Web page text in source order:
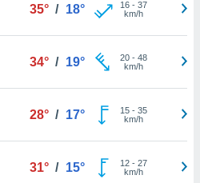
35° / 18° 16- 37
km/h
34° / 19° 20- 48
km/h
28° / 17° 15- 35
km/h
31° / 15° 12- 27
km/h